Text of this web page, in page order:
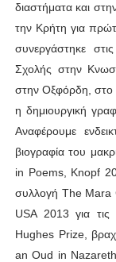
διαστήματα και
την Κρήτη για
συνεργάστηκε
Σχολής στην
στην Οξφόρδη, στο
η δημιουργική
Αναφέρουμε
βιογραφία του
in Poems, Knopf
συλλογή The Mara
USA 2013 για
Hughes Prize,
an Oud in